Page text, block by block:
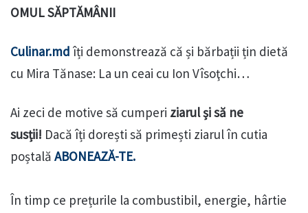
OMUL SĂPTĂMÂNII
Culinar.md îți demonstrează că și bărbații țin dietă
cu Mira Tănase: La un ceai cu Ion Vîsoţchi…
Ai zeci de motive să cumperi ziarul și să ne
susții! Dacă îți dorești să primești ziarul în cutia
poștală ABONEAZĂ-TE.
În timp ce prețurile la combustibil, energie, hârtie